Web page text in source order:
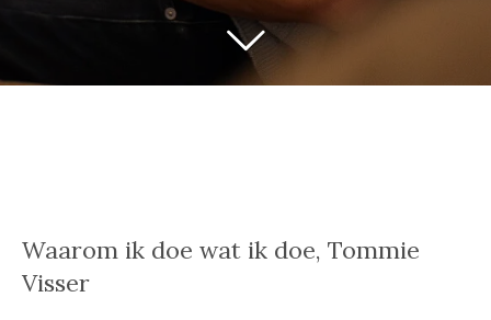
Waarom ik doe wat ik doe, Tommie
Visser